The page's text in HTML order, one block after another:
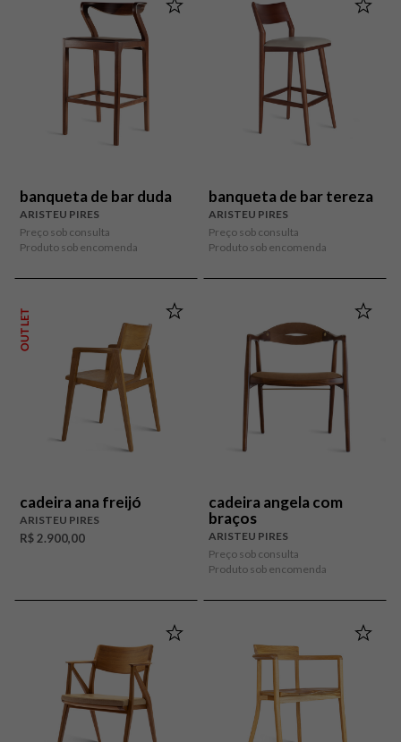
banqueta de bar duda
ARISTEU PIRES
Preço sob consulta
Produto sob encomenda
banqueta de bar tereza
ARISTEU PIRES
Preço sob consulta
Produto sob encomenda
OUTLET
cadeira ana freijó
ARISTEU PIRES
R$ 2.900,00
cadeira angela com
braços
ARISTEU PIRES
Preço sob consulta
Produto sob encomenda